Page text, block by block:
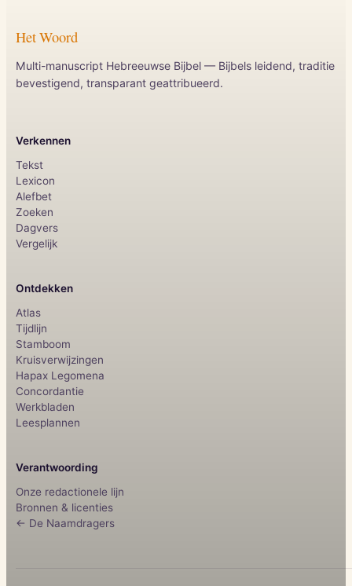
Het Woord
Multi-manuscript Hebreeuwse Bijbel — Bijbels leidend, traditie
bevestigend, transparant geattribueerd.
Verkennen
Tekst
Lexicon
Alefbet
Zoeken
Dagvers
Vergelijk
Ontdekken
Atlas
Tijdlijn
Stamboom
Kruisverwijzingen
Hapax Legomena
Concordantie
Werkbladen
Leesplannen
Verantwoording
Onze redactionele lijn
Bronnen & licenties
← De Naamdragers